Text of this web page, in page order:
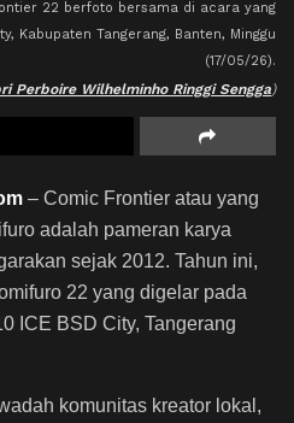
22 berfoto bersama di acara yang
Kabupaten Tangerang, Banten, Minggu
(17/05/26).
Perboire Wilhelminho Ringgi Sengga)
– Comic Frontier atau yang
adalah pameran karya
sejak 2012. Tahun ini,
22 yang digelar pada
ICE BSD City, Tangerang
komunitas kreator lokal,